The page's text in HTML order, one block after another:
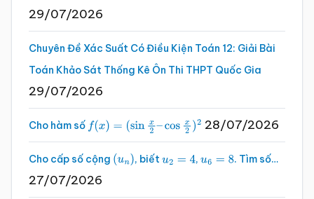
29/07/2026
Chuyên Đề Xác Suất Có Điều Kiện Toán 12: Giải Bài
Toán Khảo Sát Thống Kê Ôn Thi THPT Quốc Gia
29/07/2026
Cho hàm số f(x)=(sinx2 –cosx2 )2 28/07/2026
Cho cấp số cộng (un), biếtu2 =4 , u6 =8 . Tìm số…
27/07/2026